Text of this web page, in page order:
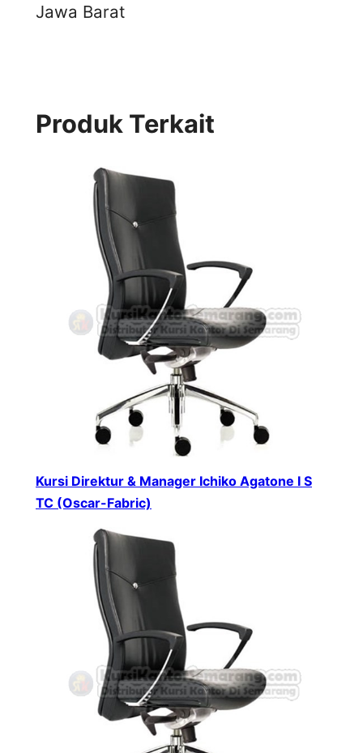
Jawa Barat
Produk Terkait
Kursi Direktur & Manager Ichiko Agatone I S
TC (Oscar-Fabric)